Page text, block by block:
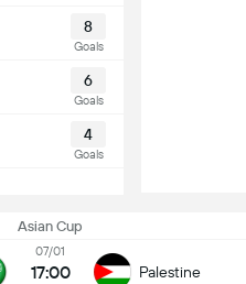
8
Goals
6
Goals
4
Goals
Asian Cup
07/01
17:00 Palestine